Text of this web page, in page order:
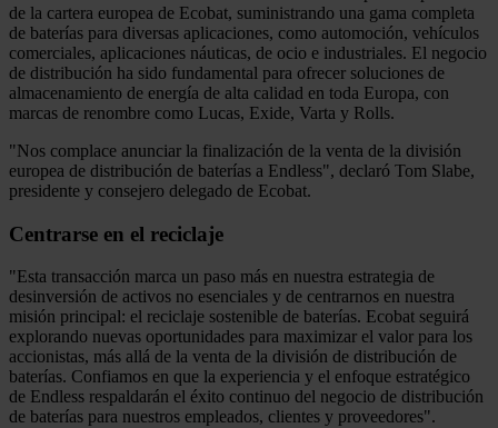
de la cartera europea de Ecobat, suministrando una gama completa
de baterías para diversas aplicaciones, como automoción, vehículos
comerciales, aplicaciones náuticas, de ocio e industriales. El negocio
de distribución ha sido fundamental para ofrecer soluciones de
almacenamiento de energía de alta calidad en toda Europa, con
marcas de renombre como Lucas, Exide, Varta y Rolls.
"Nos complace anunciar la finalización de la venta de la división
europea de distribución de baterías a Endless", declaró Tom Slabe,
presidente y consejero delegado de Ecobat.
Centrarse en el reciclaje
"Esta transacción marca un paso más en nuestra estrategia de
desinversión de activos no esenciales y de centrarnos en nuestra
misión principal: el reciclaje sostenible de baterías. Ecobat seguirá
explorando nuevas oportunidades para maximizar el valor para los
accionistas, más allá de la venta de la división de distribución de
baterías. Confiamos en que la experiencia y el enfoque estratégico
de Endless respaldarán el éxito continuo del negocio de distribución
de baterías para nuestros empleados, clientes y proveedores".